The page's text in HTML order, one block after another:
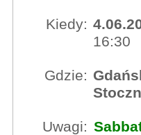
Kiedy:
16:30
Gdzie:
Uwagi: